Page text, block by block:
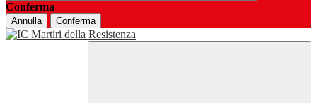
Conferma
Annulla Conferma